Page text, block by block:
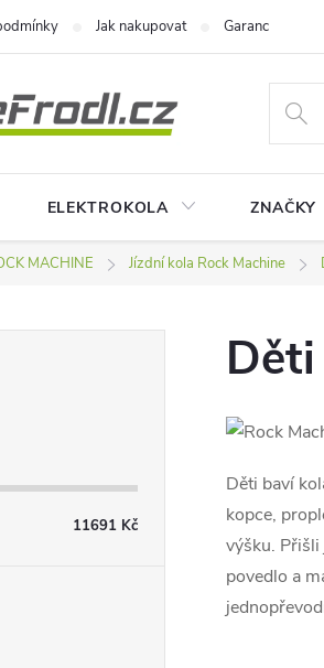
Jak nakupovat Garance nejnižší
ELEKTROKOLA ZNAČKY
MACHINE Jízdní kola Rock Machine
11691 Kč
Děti baví
kopce,
výšku. Přišli
povedlo a